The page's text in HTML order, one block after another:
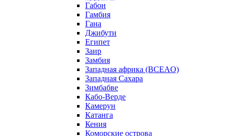
Габон
Гамбия
Гана
Джибути
Египет
Заир
Замбия
Западная африка (BCEAO)
Западная Сахара
Зимбабве
Кабо-Верде
Камерун
Катанга
Кения
Коморские острова